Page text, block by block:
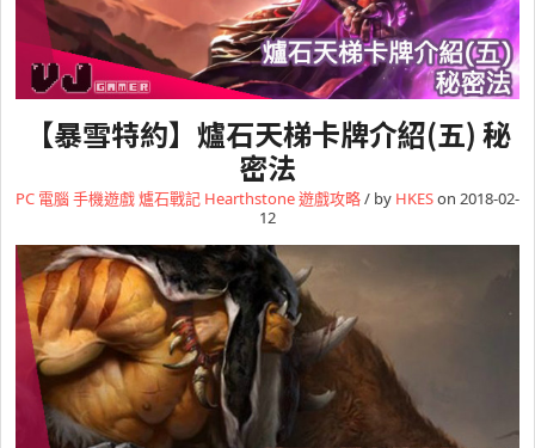
【暴雪特約】爐石天梯卡牌介紹(五) 秘
密法
PC 電腦手機遊戲爐石戰記 Hearthstone遊戲攻略/ by HKESon 2018-02-
12